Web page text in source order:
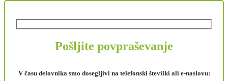
Pošljite povpraševanje
V času delovnika smo dosegljivi na telefonski številki ali e-naslovu: